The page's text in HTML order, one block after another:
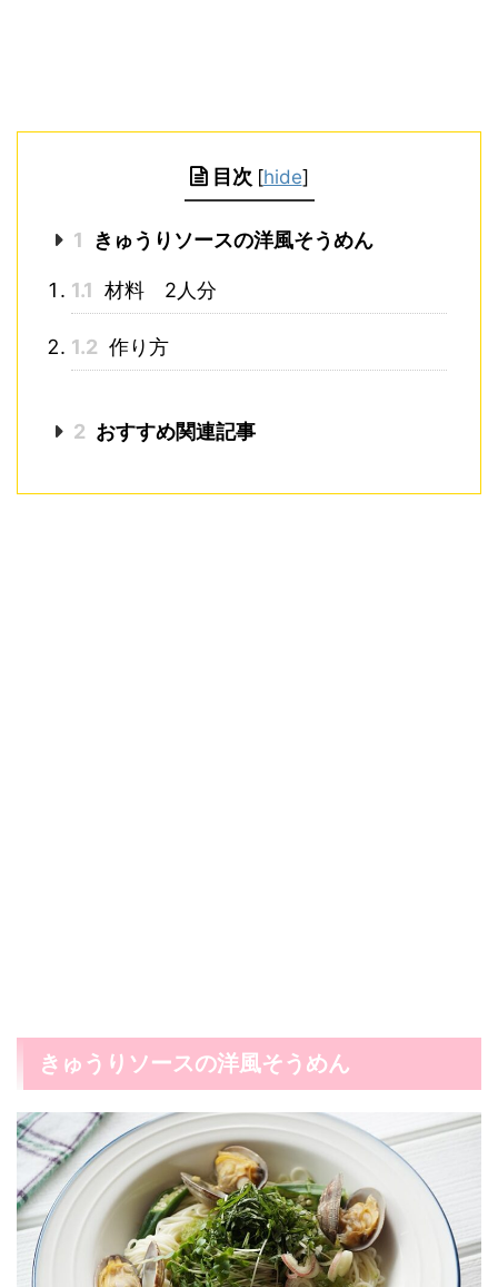
目次 [hide]
1 きゅうりソースの洋風そうめん
1.1 材料 2人分
1.2 作り方
2 おすすめ関連記事
きゅうりソースの洋風そうめん